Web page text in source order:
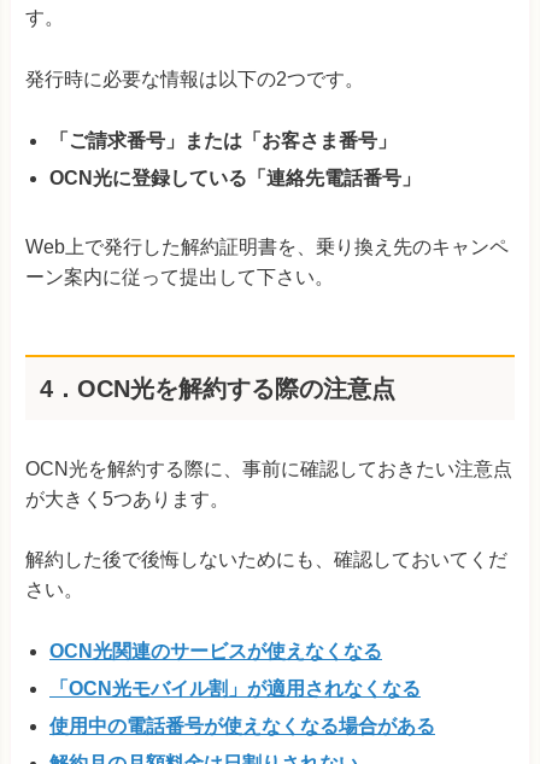
す。
発行時に必要な情報は以下の2つです。
「ご請求番号」または「お客さま番号」
OCN光に登録している「連絡先電話番号」
Web上で発行した解約証明書を、乗り換え先のキャンペ
ーン案内に従って提出して下さい。
4．OCN光を解約する際の注意点
OCN光を解約する際に、事前に確認しておきたい注意点
が大きく5つあります。
解約した後で後悔しないためにも、確認しておいてくだ
さい。
OCN光関連のサービスが使えなくなる
「OCN光モバイル割」が適用されなくなる
使用中の電話番号が使えなくなる場合がある